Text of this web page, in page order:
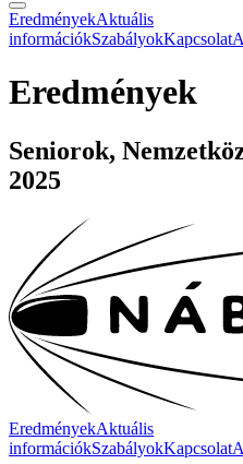
EredményekAktuális
információkSzabályokKapcsolat
Eredmények
Seniorok,
2025
EredményekAktuális
információkSzabályokKapcsolat